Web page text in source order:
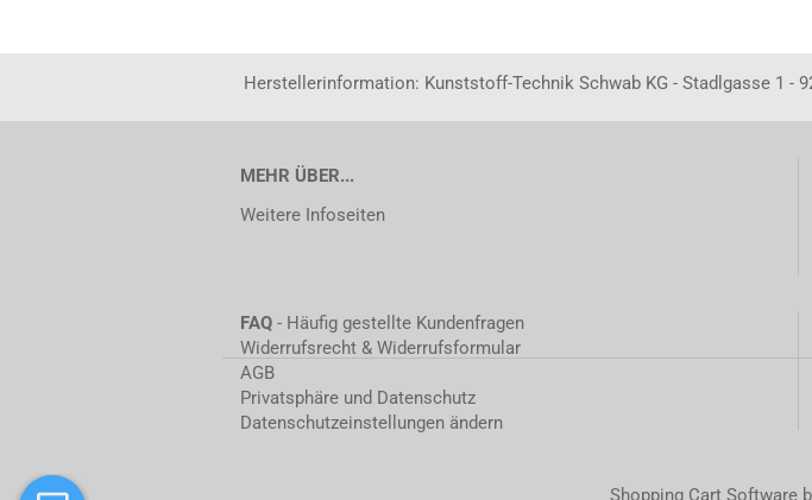
Herstellerinformation: Kunststoff-Technik Schwab KG - Stadlgasse 1 -
MEHR ÜBER...
Weitere Infoseiten
FAQ - Häufig gestellte Kundenfragen
Widerrufsrecht & Widerrufsformular
AGB
Privatsphäre und Datenschutz
Datenschutzeinstellungen ändern
Shopping Cart Software